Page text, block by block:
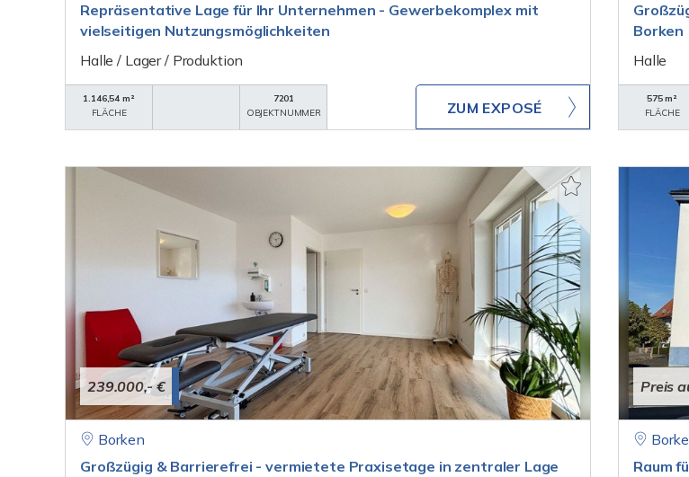
Repräsentative Lage für Ihr Unternehmen - Gewerbekomplex mit
vielseitigen Nutzungsmöglichkeiten
Halle / Lager / Produktion
1.146,54 m²
FLÄCHE
7201
OBJEKTNUMMER
ZUM EXPOSÉ
Borken
Halle
575 m²
FLÄCHE
239.000,- €
Borken
Großzügig & Barrierefrei - vermietete Praxisetage in zentraler Lage
Preis
Raum